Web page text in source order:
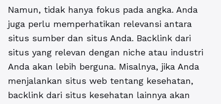
Namun, tidak hanya fokus pada angka. Anda
juga perlu memperhatikan relevansi antara
situs sumber dan situs Anda. Backlink dari
situs yang relevan dengan niche atau industri
Anda akan lebih berguna. Misalnya, jika Anda
menjalankan situs web tentang kesehatan,
backlink dari situs kesehatan lainnya akan